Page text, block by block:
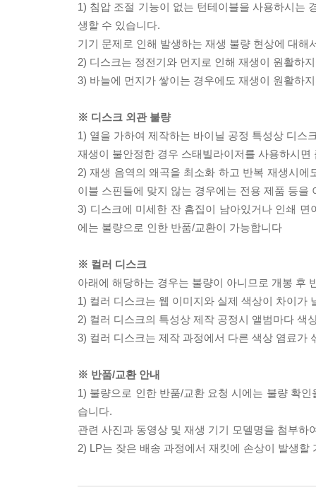
1) 침압 조절 기능이 없는 턴테이블을 사용하시는
생할 수 있습니다.
기기 문제로 인해 발생하는 재생 불량 현상에 대
2) 디스크는 정전기와 먼지로 인해 재생이 원활하
3) 바늘에 먼지가 쌓이는 경우에도 재생이 원활하
※ 디스크 외관 불량
1) 열을 가하여 제작하는 바이닐 공정 특성상 디스
재생이 불안정한 경우 스태빌라이저를 사용하시
2) 재생 음역의 왜곡을 최소화 하고 반복 재생시
이블 스핀들에 맞지 않는 경우에는 전용 제품 등
3) 디스크에 미세한 잔 흠집이 남아있거나 인쇄
에는 불량으로 인한 반품/교환이 가능합니다
※ 컬러 디스크
아래에 해당하는 경우는 불량이 아니므로 개봉 후
1) 컬러 디스크는 웹 이미지와 실제 색상이 차이가
2) 컬러 디스크의 특성상 제작 공정시 앨범마다 색
3) 컬러 디스크는 제작 과정에서 다른 색상 염료가
※ 반품/교환 안내
1) 불량으로 인한 반품/교환 요청 시에는 불량 확
습니다.
관련 사진과 동영상 및 재생 기기 모델명을 첨부하
2) LP는 잦은 배송 과정에서 재킷에 손상이 발생